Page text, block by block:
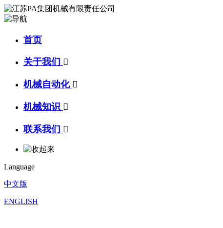
首页
关于我们 
机械自动化 
机械知识 
联系我们 
Language
中文版
ENGLISH